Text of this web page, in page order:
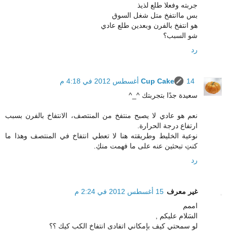
جربته وفعلا طلع لذيذ
بس ماانتفخ متل شغل السوق
هو انتفخ بالفرن وبعدين طلع عادي
شو السبب؟
رد
Cup Cake
14 أغسطس 2012 في 4:18 م
سعيدة جدًا بتجربتك ^_^
نعم هو عادي لا يصبح منتفخ من المنتصف، الانتفاخ بالفرن بسبب
ارتفاع درجة الحرارة.
نوعية الخليط وطريقته هنا لا تعطي انتفاخ في المنتصف وهذا ما
كنتِ تبحثين عنه على ما فهمت منكِ.
رد
غير معرف 15 أغسطس 2012 في 2:24 م
اممم
السَلام عليكم ,
لو سمحتي كيف بإمكاني اتفادى انتفاخ الكب كيك ؟؟